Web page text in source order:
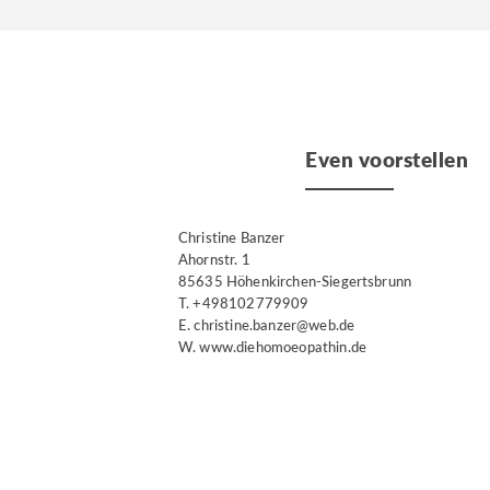
Even voorstellen
Christine Banzer
Ahornstr. 1
85635 Höhenkirchen-Siegertsbrunn
T. +498102779909
E. christine.banzer@web.de
W. www.diehomoeopathin.de